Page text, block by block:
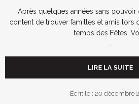
Après quelques années sans pouvoir
content de trouver familles et amis lors
temps des Fêtes.
LIRE LA SUITE
Écrit le : 20 décembre